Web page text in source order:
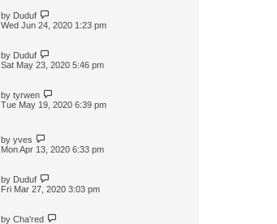
by Duduf
Wed Jun 24, 2020 1:23 pm
by Duduf
Sat May 23, 2020 5:46 pm
by tyrwen
Tue May 19, 2020 6:39 pm
by yves
Mon Apr 13, 2020 6:33 pm
by Duduf
Fri Mar 27, 2020 3:03 pm
by Cha'red